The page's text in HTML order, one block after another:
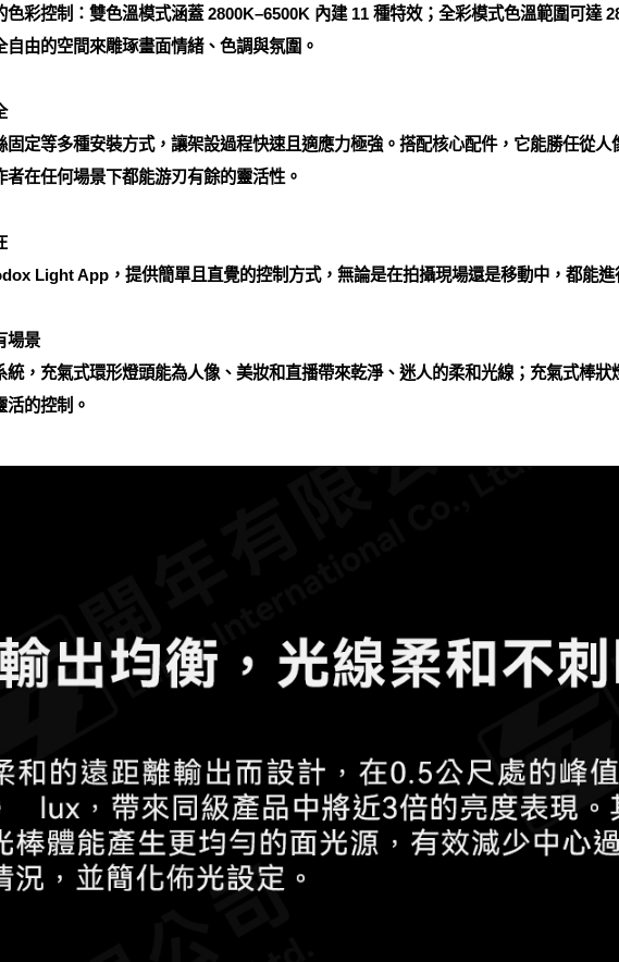
色彩控制：雙色溫模式涵蓋 2800K–6500K 內建 11 種特效；全彩模式色溫範圍可達
由的空間來雕琢畫面情緒、色調與氛圍。
固定等多種安裝方式，讓架設過程快速且適應力極強。搭配核心配件，它能勝任從
者在任何場景下都能游刃有餘的靈活性。
Light App，提供簡單且直覺的控制方式，無論是在拍攝現場還是移動中，都能進
場景
統，充氣式環形燈頭能為人像、美妝和直播帶來乾淨、迷人的柔和光線；充氣式棒
活的控制。